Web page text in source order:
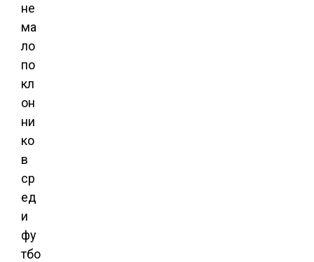
не
ма
ло
по
кл
он
ни
ко
в
ср
ед
и
фу
тбо